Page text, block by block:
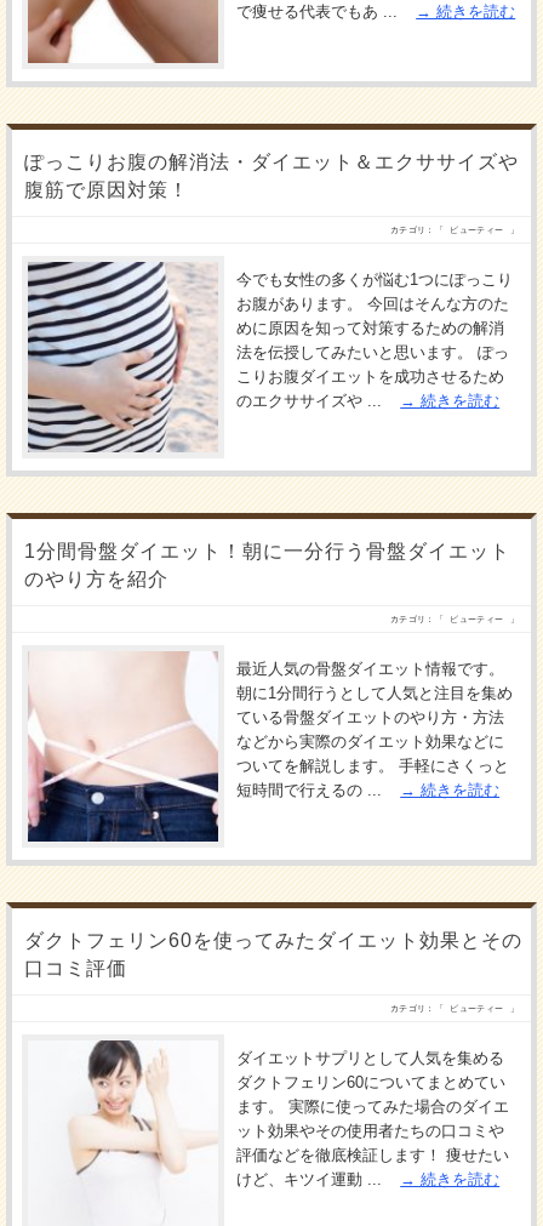
で痩せる代表でもあ ...
続きを読む
ぽっこりお腹の解消法・ダイエット＆エクササイズや
腹筋で原因対策！
カテゴリ：「 ビューティー 」
今でも女性の多くが悩む1つにぽっこり
お腹があります。 今回はそんな方のた
めに原因を知って対策するための解消
法を伝授してみたいと思います。 ぽっ
こりお腹ダイエットを成功させるため
のエクササイズや ...
続きを読む
1分間骨盤ダイエット！朝に一分行う骨盤ダイエット
のやり方を紹介
カテゴリ：「 ビューティー 」
最近人気の骨盤ダイエット情報です。
朝に1分間行うとして人気と注目を集め
ている骨盤ダイエットのやり方・方法
などから実際のダイエット効果などに
ついてを解説します。 手軽にさくっと
短時間で行えるの ...
続きを読む
ダクトフェリン60を使ってみたダイエット効果とその
口コミ評価
カテゴリ：「 ビューティー 」
ダイエットサプリとして人気を集める
ダクトフェリン60についてまとめてい
ます。 実際に使ってみた場合のダイエ
ット効果やその使用者たちの口コミや
評価などを徹底検証します！ 痩せたい
けど、キツイ運動 ...
続きを読む